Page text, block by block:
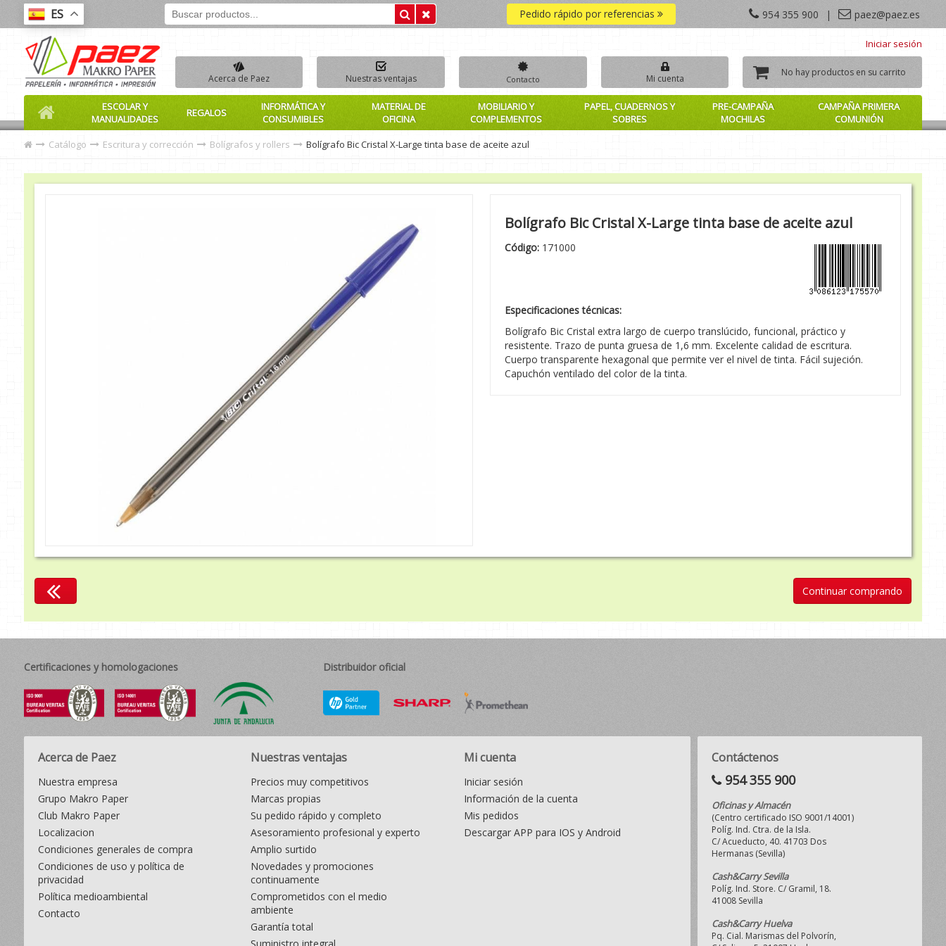
ES 954 355 900 | paez@paez.es
Pedido rápido por referencias
Iniciar sesión
Acerca de Paez Nuestras ventajas Contacto Mi cuenta
No hay productos en su carrito
ESCOLAR Y
MANUALIDADES
REGALOS
INFORMÁTICA Y
CONSUMIBLES
MATERIAL DE
OFICINA
MOBILIARIO Y
COMPLEMENTOS
PAPEL, CUADERNOS Y
SOBRES
PRE-CAMPAÑA
MOCHILAS
CAMPAÑA PRIMERA
COMUNIÓN
Catálogo
Escritura y corrección Bolígrafos y rollers Bolígrafo Bic Cristal X-Large tinta base de aceite azul
Bolígrafo Bic Cristal X-Large tinta base de aceite azul
Código: 171000
Especificaciones técnicas:
Bolígrafo Bic Cristal extra largo de cuerpo translúcido, funcional, práctico y
resistente. Trazo de punta gruesa de 1,6 mm. Excelente calidad de escritura.
Cuerpo transparente hexagonal que permite ver el nivel de tinta. Fácil sujeción.
Capuchón ventilado del color de la tinta.
Continuar comprando
Certificaciones y homologaciones Distribuidor oficial
Acerca de Paez
Nuestra empresa
Grupo Makro Paper
Club Makro Paper
Localizacion
Condiciones generales de compra
Condiciones de uso y política de
privacidad
Política medioambiental
Contacto
Nuestras ventajas
Precios muy competitivos
Marcas propias
Su pedido rápido y completo
Asesoramiento profesional y experto
Amplio surtido
Novedades y promociones
continuamente
Comprometidos con el medio
ambiente
Garantía total
Mi cuenta
Iniciar sesión
Información de la cuenta
Mis pedidos
Descargar APP para IOS y Android
Contáctenos
954 355 900
Oficinas y Almacén
(Centro certificado ISO 9001/14001)
Políg. Ind. Ctra. de la Isla.
C/ Acueducto, 40. 41703 Dos
Hermanas (Sevilla)
Cash&Carry Sevilla
Políg. Ind. Store. C/ Gramil, 18.
41008 Sevilla
Cash&Carry Huelva
Pq. Cial. Marismas del Polvorín,